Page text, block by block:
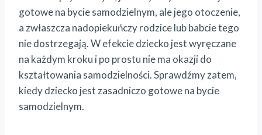
gotowe na bycie samodzielnym, ale jego otoczenie,
a zwłaszcza nadopiekuńczy rodzice lub babcie tego
nie dostrzegają. W efekcie dziecko jest wyręczane
na każdym kroku i po prostu nie ma okazji do
kształtowania samodzielności. Sprawdźmy zatem,
kiedy dziecko jest zasadniczo gotowe na bycie
samodzielnym.